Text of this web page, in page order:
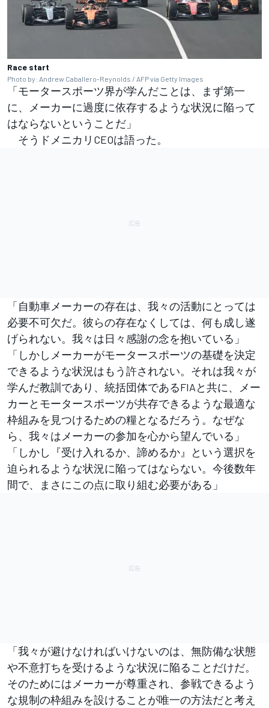
Race start
Photo by: Andrew Caballero-Reynolds / AFP via Getty Images
「モータースポーツ界が学んだことは、まず第一
に、メーカーに過度に依存するような状況に陥って
はならないということだ」
そうドメニカリCEOは語った。
「自動車メーカーの存在は、我々の活動にとっては
必要不可欠だ。彼らの存在なくしては、何も成し遂
げられない。我々は日々感謝の念を抱いている」
「しかしメーカーがモータースポーツの基礎を決定
できるような状況はもう許されない。それは我々が
学んだ教訓であり、統括団体であるFIAと共に、メー
カーとモータースポーツが共存できるような最適な
枠組みを見つけるための糧となるだろう。なぜな
ら、我々はメーカーの参加を心から望んでいる」
「しかし『受け入れるか、諦めるか』という選択を
迫られるような状況に陥ってはならない。今後数年
間で、まさにこの点に取り組む必要がある」
「我々が避けなければいけないのは、無防備な状態
や不意打ちを受けるような状況に陥ることだけだ。
そのためにはメーカーが尊重され、参戦できるよう
な規制の枠組みを設けることが唯一の方法だと考え